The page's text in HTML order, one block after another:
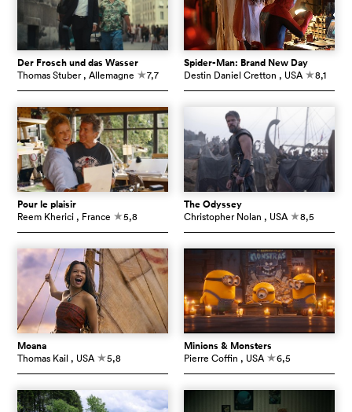
Der Frosch und das Wasser
Thomas Stuber , Allemagne c7,7
Spider-Man: Brand New Day
Destin Daniel Cretton , USA c8,1
Pour le plaisir
Reem Kherici , France c5,8
The Odyssey
Christopher Nolan , USA c8,5
Moana
Thomas Kail , USA c5,8
Minions & Monsters
Pierre Coffin , USA c6,5